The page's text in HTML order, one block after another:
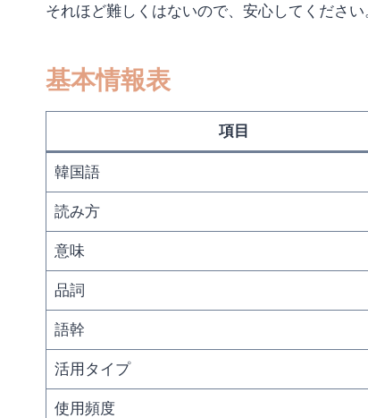
それほど難しくはないので、安心してください
基本情報表
項目
韓国語
読み方
意味
品詞
語幹
活用タイプ
使用頻度